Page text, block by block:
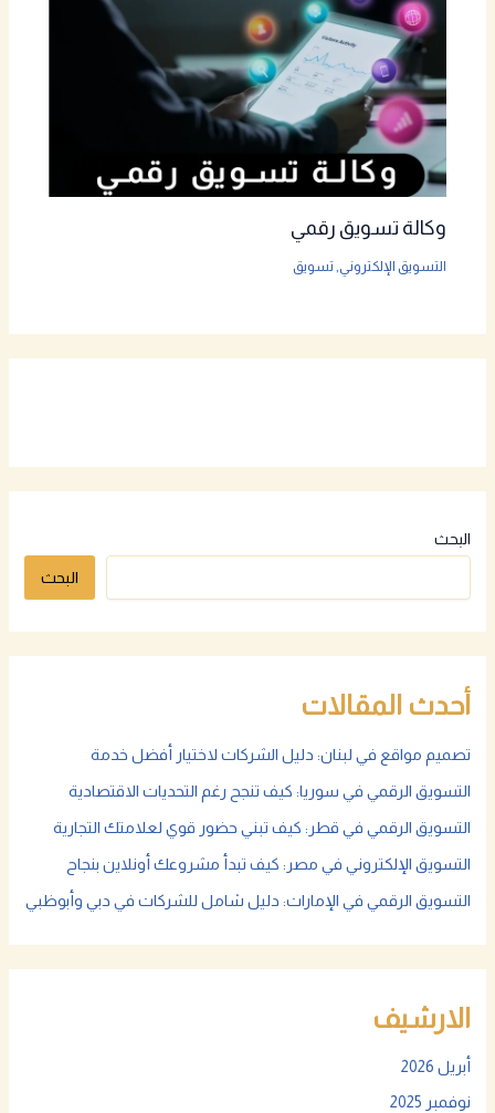
البحث
البحث
أحدث المقالات
تصميم مواقع في لبنان: دليل الشركات لاختيار أفضل خدمة
التسويق الرقمي في سوريا: كيف تنجح رغم التحديات الاقتصادية
التسويق الرقمي في قطر: كيف تبني حضور قوي لعلامتك التجارية
التسويق الإلكتروني في مصر: كيف تبدأ مشروعك أونلاين بنجاح
التسويق الرقمي في الإمارات: دليل شامل للشركات في دبي وأبوظبي
الارشيف
أبريل 2026
نوفمبر 2025
وكالة تسويق رقمي
التسويق الإلكتروني تسويق